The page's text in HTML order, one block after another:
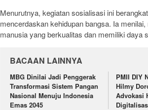
Menurutnya, kegiatan sosialisasi ini
mencerdaskan kehidupan bangsa. Ia
manusia yang berkualitas dan memiliki daya
BACAAN LAINNYA
MBG Dinilai Jadi Penggerak
Transformasi Sistem Pangan
Nasional Menuju Indonesia
Emas 2045
PMII DIY
Hilmy
Advokasi